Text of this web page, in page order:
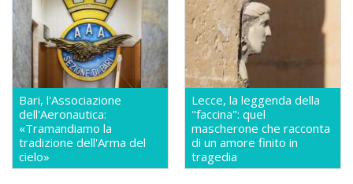
Bari, l'Associazione
dell'Aeronautica:
«Tramandiamo la
tradizione dell'Arma del
cielo»
Lecce, la leggenda della
"faccina": quel
mascherone che racconta
di un amore finito in
tragedia